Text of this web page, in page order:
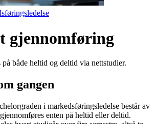
gjennomføring
både heltid og deltid via nettstudier.
gangen
i markedsføringsledelse består av
enten på heltid eller deltid.